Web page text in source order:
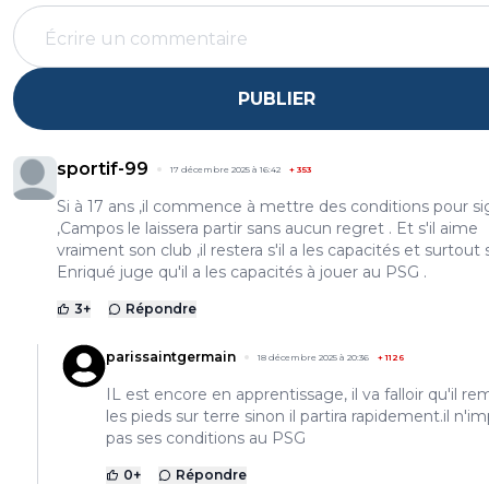
PUBLIER
sportif-99 17 décembre 2025 à 16:42 + 353
Si à 17 ans ,il commence à mettre des conditions pour
,Campos le laissera partir sans aucun regret . Et s'il aime
vraiment son club ,il restera s'il a les capacités et surtout
Enriqué juge qu'il a les capacités à jouer au PSG .
3+ Répondre
parissaintgermain 18 décembre 2025 à 20:36 +1126
IL est encore en apprentissage, il va falloir qu'il
les pieds sur terre sinon il partira rapidement.il
pas ses conditions au PSG
0+ Répondre